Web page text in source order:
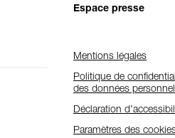
Espace presse
Mentions légales
Politique de
des données
Déclaration
Paramètres des